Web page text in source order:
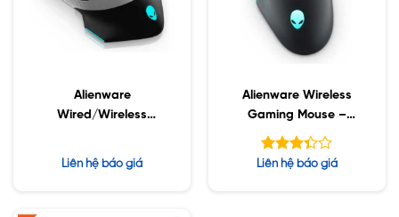
Alienware
Wired/Wireless
Liên hệ báo giá
Alienware Wireless
Gaming Mouse –
AW620M
Được
Liên hệ báo giá